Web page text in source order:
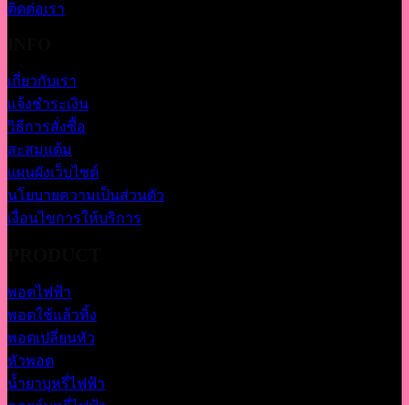
ติดต่อเรา
เกี่ยวกับเรา
แจ้งชำระเงิน
วิธีการสั่งซื้อ
สะสมแต้ม
แผนผังเว็บไซต์
นโยบายความเป็นส่วนตัว
เงื่อนไขการให้บริการ
พอตไฟฟ้า
พอตใช้แล้วทิ้ง
พอตเปลี่ยนหัว
หัวพอต
น้ำยาบุหรี่ไฟฟ้า